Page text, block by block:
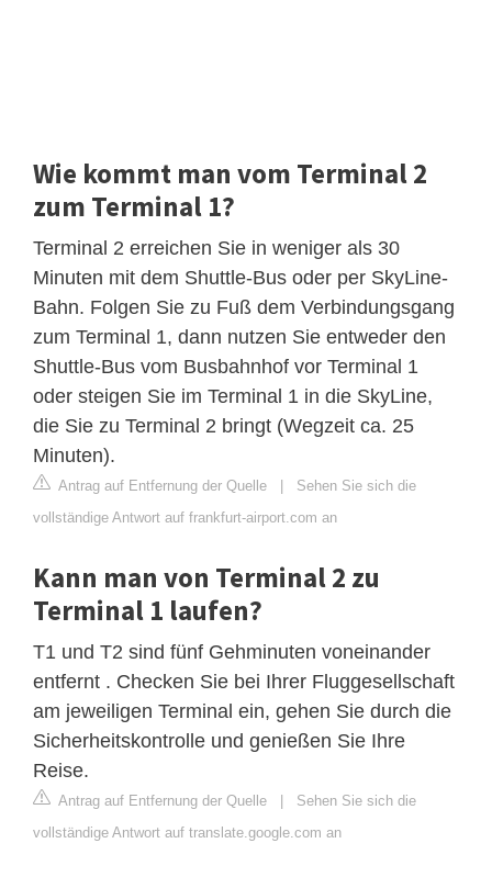
Wie kommt man vom Terminal 2
zum Terminal 1?
Terminal 2 erreichen Sie in weniger als 30
Minuten mit dem Shuttle-Bus oder per SkyLine-
Bahn. Folgen Sie zu Fuß dem Verbindungsgang
zum Terminal 1, dann nutzen Sie entweder den
Shuttle-Bus vom Busbahnhof vor Terminal 1
oder steigen Sie im Terminal 1 in die SkyLine,
die Sie zu Terminal 2 bringt (Wegzeit ca. 25
Minuten).
Antrag auf Entfernung der Quelle
Sehen Sie sich die
vollständige Antwort auf frankfurt-airport.com an
Kann man von Terminal 2 zu
Terminal 1 laufen?
T1 und T2 sind fünf Gehminuten voneinander
entfernt . Checken Sie bei Ihrer Fluggesellschaft
am jeweiligen Terminal ein, gehen Sie durch die
Sicherheitskontrolle und genießen Sie Ihre
Reise.
Antrag auf Entfernung der Quelle
Sehen Sie sich die
vollständige Antwort auf translate.google.com an